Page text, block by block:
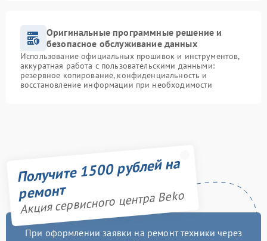
Оригинальные программные решение и
безопасное обслуживание данных
Использование официальных прошивок и инструментов,
аккуратная работа с пользовательскими данными:
резервное копирование, конфиденциальность и
восстановление информации при необходимости
Получите 1500 рублей на
ремонт
Акция сервисного центра Beko
При оформлении заявки на ремонт техники через